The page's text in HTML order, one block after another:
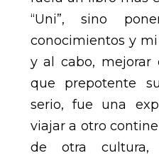
“Uni”, sino
conocimientos y
y al cabo, mejorar
que prepotente
serio, fue una
viajar a otro
de otra cultura,